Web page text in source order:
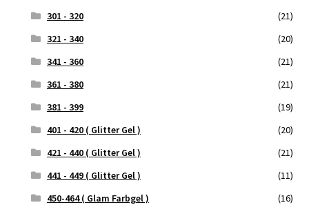
301 - 320
(21)
321 - 340
(20)
341 - 360
(21)
361 - 380
(21)
381 - 399
(19)
401 - 420 ( Glitter Gel )
(20)
421 - 440 ( Glitter Gel )
(21)
441 - 449 ( Glitter Gel )
(11)
450-464 ( Glam Farbgel )
(16)